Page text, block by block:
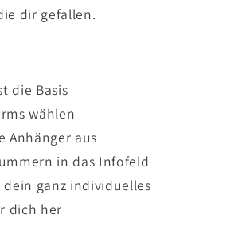
dir gefallen.
die Basis
wählen
Anhänger aus
in das Infofeld
dein ganz individuelles
dich her